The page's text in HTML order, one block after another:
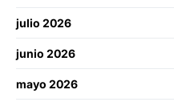
julio 2026
junio 2026
mayo 2026